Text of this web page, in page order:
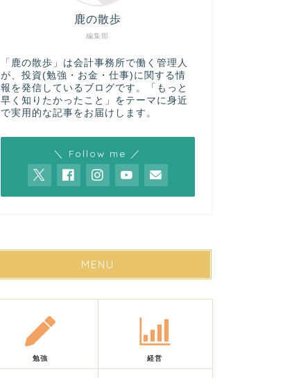
編集部
鹿の散歩
「鹿の散歩」は会計事務所で働く管理人
が、投資(勉強・お金・仕事)に関する情
報を発信しているブログです。「もっと
早く知りたかったこと」をテーマに身近
で実用的な記事をお届けします。
＼ Follow me ／
MENU
勉強 経営